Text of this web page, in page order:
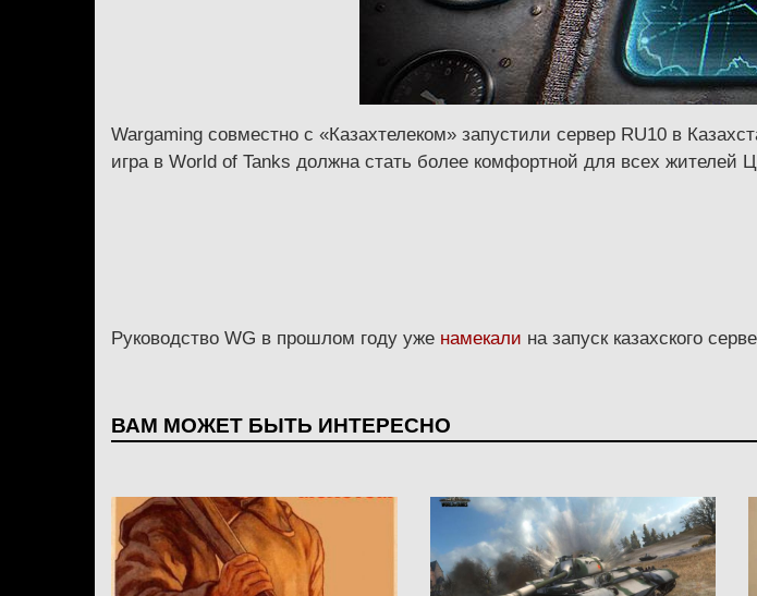
Wargaming совместно с «Казахтелеком» запустили сервер RU10 в
игра в World of Tanks должна стать более комфортной для всех жителей
Руководство WG в прошлом году уже намекали на запуск казахского
ВАМ МОЖЕТ БЫТЬ ИНТЕРЕСНО